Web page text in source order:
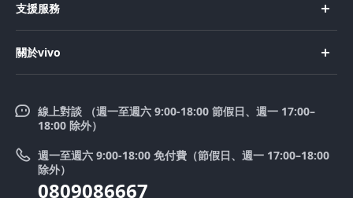
X200
X200 FE
V50 Lite 5G
V50
購買手機
購買配件
支援服務
服務中心
Funtouch OS
零配件價格查詢
關於vivo
新聞中心
法律聲明
優惠活動
線上對談 （週一至週六 9:00-18:00 節假日、週一 17:00–
18:00 除外）
週一至週六 9:00-18:00 免付費（節假日、週一 17:00–18:00
除外）
0809086667